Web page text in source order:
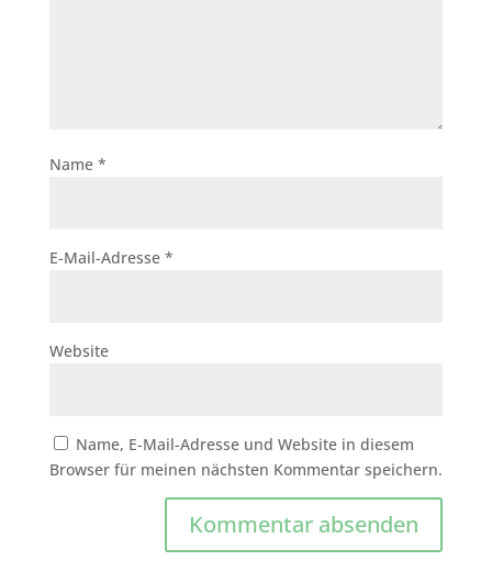
Name *
E-Mail-Adresse *
Website
Name, E-Mail-Adresse und Website in diesem
Browser für meinen nächsten Kommentar speichern.